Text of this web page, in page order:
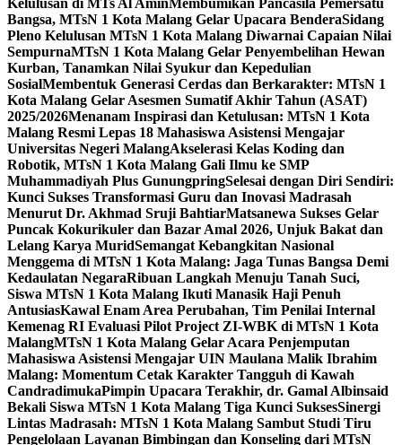
Kelulusan di MTs Al Amin Membumikan Pancasila Pemersatu
Bangsa, MTsN 1 Kota Malang Gelar Upacara BenderaSidang
Pleno Kelulusan MTsN 1 Kota Malang Diwarnai Capaian Nilai
SempurnaMTsN 1 Kota Malang Gelar Penyembelihan Hewan
Kurban, Tanamkan Nilai Syukur dan Kepedulian
SosialMembentuk Generasi Cerdas dan Berkarakter: MTsN 1
Kota Malang Gelar Asesmen Sumatif Akhir Tahun (ASAT)
2025/2026Menanam Inspirasi dan Ketulusan: MTsN 1 Kota
Malang Resmi Lepas 18 Mahasiswa Asistensi Mengajar
Universitas Negeri MalangAkselerasi Kelas Koding dan
Robotik, MTsN 1 Kota Malang Gali Ilmu ke SMP
Muhammadiyah Plus GunungpringSelesai dengan Diri Sendiri:
Kunci Sukses Transformasi Guru dan Inovasi Madrasah
Menurut Dr. Akhmad Sruji BahtiarMatsanewa Sukses Gelar
Puncak Kokurikuler dan Bazar Amal 2026, Unjuk Bakat dan
Lelang Karya MuridSemangat Kebangkitan Nasional
Menggema di MTsN 1 Kota Malang: Jaga Tunas Bangsa Demi
Kedaulatan NegaraRibuan Langkah Menuju Tanah Suci,
Siswa MTsN 1 Kota Malang Ikuti Manasik Haji Penuh
AntusiasKawal Enam Area Perubahan, Tim Penilai Internal
Kemenag RI Evaluasi Pilot Project ZI-WBK di MTsN 1 Kota
MalangMTsN 1 Kota Malang Gelar Acara Penjemputan
Mahasiswa Asistensi Mengajar UIN Maulana Malik Ibrahim
Malang: Momentum Cetak Karakter Tangguh di Kawah
CandradimukaPimpin Upacara Terakhir, dr. Gamal Albinsaid
Bekali Siswa MTsN 1 Kota Malang Tiga Kunci SuksesSinergi
Lintas Madrasah: MTsN 1 Kota Malang Sambut Studi Tiru
Pengelolaan Layanan Bimbingan dan Konseling dari MTsN